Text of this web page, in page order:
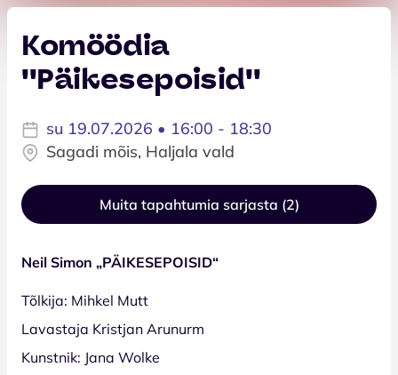
Komöödia
''Päikesepoisid''
su 19.07.2026 • 16:00 - 18:30
Sagadi mõis, Haljala vald
Muita tapahtumia sarjasta (2)
Neil Simon „PÄIKESEPOISID“
Tõlkija: Mihkel Mutt
Lavastaja Kristjan Arunurm
Kunstnik: Jana Wolke